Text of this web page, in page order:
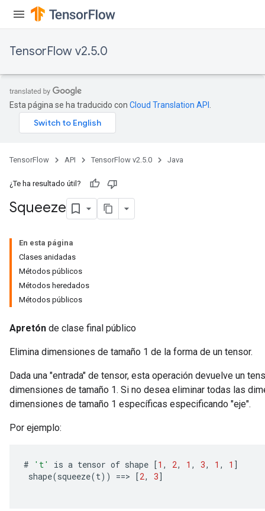
TensorFlow v2.5.0
Esta página se ha traducido con Cloud Translation API
TensorFlow API TensorFlow v2.5.0 Java
¿Te ha resultado útil?
Squeeze
En esta página
Clases anidadas
Métodos públicos
Métodos heredados
Métodos públicos
Apretón de clase final público
Elimina dimensiones de tamaño 1 de la forma de un tensor.
Dada una "entrada" de tensor, esta operación devuelve un
dimensiones de tamaño 1. Si no desea eliminar todas las
dimensiones de tamaño 1 específicas especificando "eje".
Por ejemplo:
# 't' is a tensor of shape [1 , 2, 1 , 3, 1 , 1 ]
shape(squeeze(t)) ==> [2, 3]